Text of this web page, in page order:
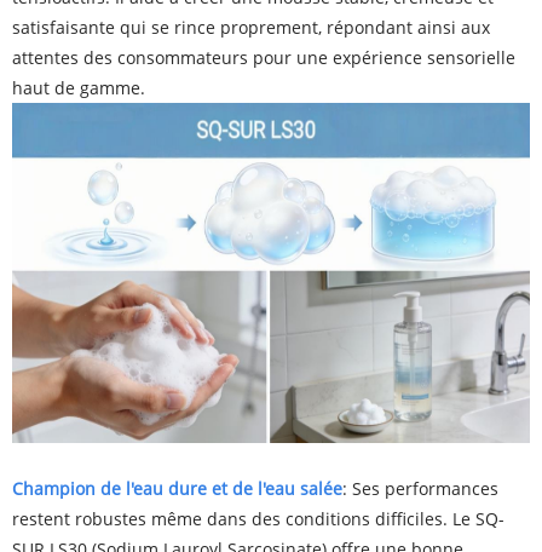
satisfaisante qui se rince proprement, répondant ainsi aux
attentes des consommateurs pour une expérience sensorielle
haut de gamme.
Champion de l'eau dure et de l'eau salée: Ses performances
restent robustes même dans des conditions difficiles. Le SQ-